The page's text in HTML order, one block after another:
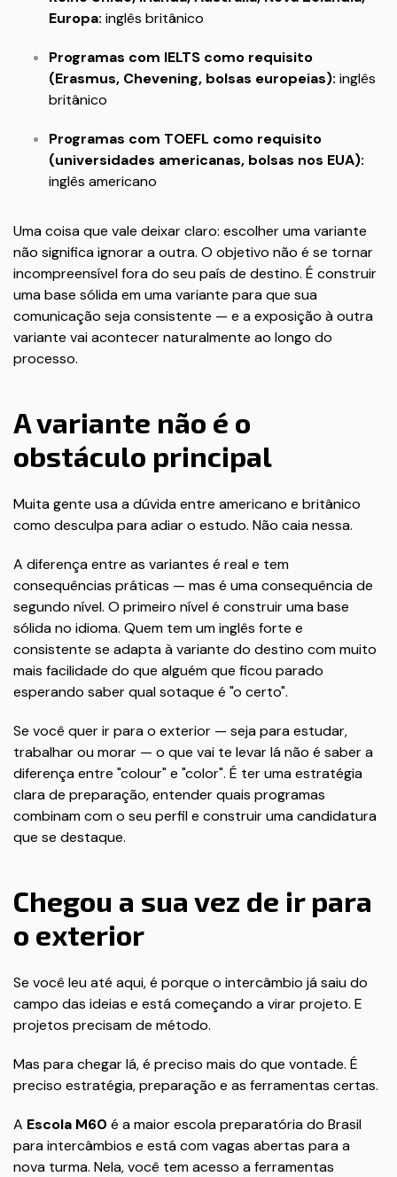
Europa: inglês britânico
Programas com IELTS como requisito
(Erasmus, Chevening, bolsas europeias): inglês
britânico
Programas com TOEFL como requisito
(universidades americanas, bolsas nos EUA):
inglês americano
Uma coisa que vale deixar claro: escolher uma variante
não significa ignorar a outra. O objetivo não é se tornar
incompreensível fora do seu país de destino. É construir
uma base sólida em uma variante para que sua
comunicação seja consistente — e a exposição à outra
variante vai acontecer naturalmente ao longo do
processo.
A variante não é o
obstáculo principal
Muita gente usa a dúvida entre americano e britânico
como desculpa para adiar o estudo. Não caia nessa.
A diferença entre as variantes é real e tem
consequências práticas — mas é uma consequência de
segundo nível. O primeiro nível é construir uma base
sólida no idioma. Quem tem um inglês forte e
consistente se adapta à variante do destino com muito
mais facilidade do que alguém que ficou parado
esperando saber qual sotaque é "o certo".
Se você quer ir para o exterior — seja para estudar,
trabalhar ou morar — o que vai te levar lá não é saber a
diferença entre "colour" e "color". É ter uma estratégia
clara de preparação, entender quais programas
combinam com o seu perfil e construir uma candidatura
que se destaque.
Chegou a sua vez de ir para
o exterior
Se você leu até aqui, é porque o intercâmbio já saiu do
campo das ideias e está começando a virar projeto. E
projetos precisam de método.
Mas para chegar lá, é preciso mais do que vontade. É
preciso estratégia, preparação e as ferramentas certas.
A Escola M60 é a maior escola preparatória do Brasil
para intercâmbios e está com vagas abertas para a
nova turma. Nela, você tem acesso a ferramentas